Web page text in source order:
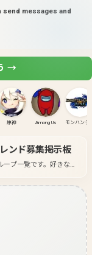
send messages and
→
原神 Among Us
ンド募集掲示板
プ一覧です。 好きなゲ